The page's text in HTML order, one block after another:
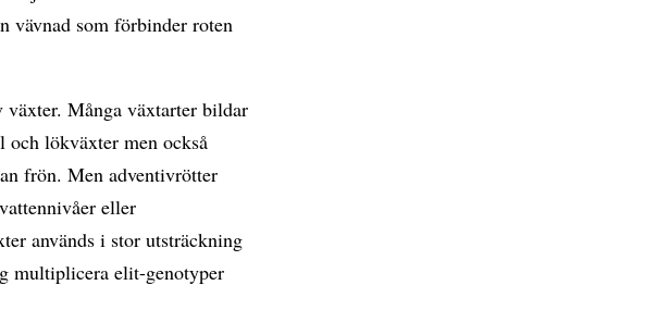
vävnad som förbinder roten
Många växtarter bildar
och lökväxter men också
frön. Men adventivrötter
eller
används i stor utsträckning
multiplicera elit-genotyper